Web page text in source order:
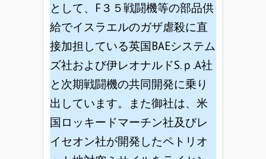
として、F３５戦闘機等の部品供
給でイスラエルのガザ虐殺に直
接加担している英国BAEシステム
ズ社および伊レオナルドS.ｐ.A社
と次期戦闘機の共同開発に乗り
出しています。また御社は、米
国ロッキードマーチン社及びレ
イセオン社が開発したペトリオ